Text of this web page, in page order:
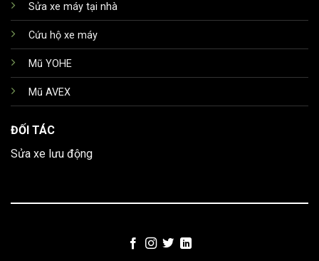
Sửa xe máy tại nhà
Cứu hộ xe máy
Mũ YOHE
Mũ AVEX
ĐỐI TÁC
Sửa xe lưu động